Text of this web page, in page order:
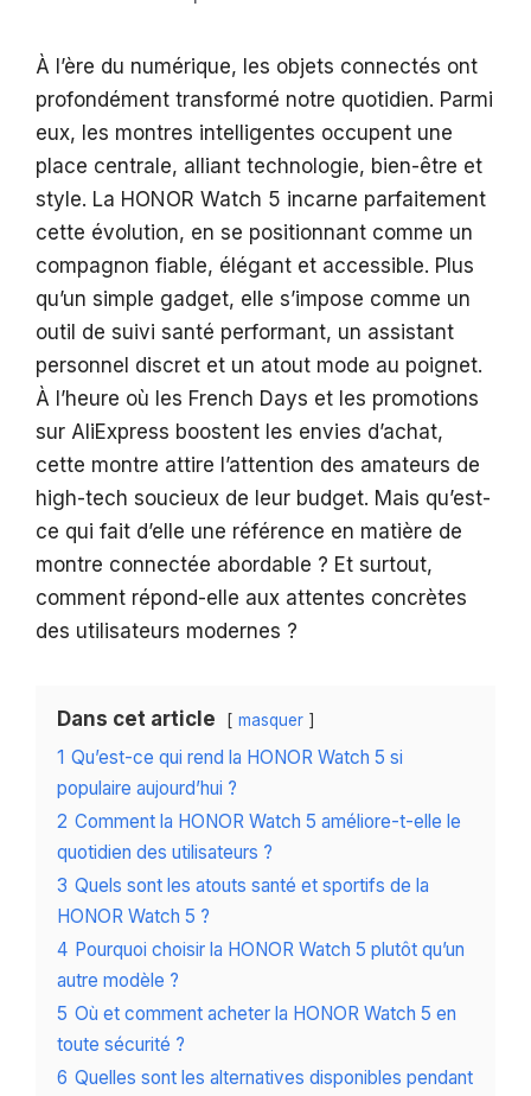
À l’ère du numérique, les objets connectés ont
profondément transformé notre quotidien. Parmi
eux, les montres intelligentes occupent une
place centrale, alliant technologie, bien-être et
style. La HONOR Watch 5 incarne parfaitement
cette évolution, en se positionnant comme un
compagnon fiable, élégant et accessible. Plus
qu’un simple gadget, elle s’impose comme un
outil de suivi santé performant, un assistant
personnel discret et un atout mode au poignet.
À l’heure où les French Days et les promotions
sur AliExpress boostent les envies d’achat,
cette montre attire l’attention des amateurs de
high-tech soucieux de leur budget. Mais qu’est-
ce qui fait d’elle une référence en matière de
montre connectée abordable ? Et surtout,
comment répond-elle aux attentes concrètes
des utilisateurs modernes ?
Dans cet article masquer
1 Qu’est-ce qui rend la HONOR Watch 5 si
populaire aujourd’hui ?
2 Comment la HONOR Watch 5 améliore-t-elle le
quotidien des utilisateurs ?
3 Quels sont les atouts santé et sportifs de la
HONOR Watch 5 ?
4 Pourquoi choisir la HONOR Watch 5 plutôt qu’un
autre modèle ?
5 Où et comment acheter la HONOR Watch 5 en
toute sécurité ?
6 Quelles sont les alternatives disponibles pendant